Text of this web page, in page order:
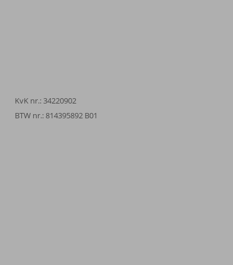
KvK nr.: 34220902
BTW nr.: 814395892 B01